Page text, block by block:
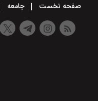
صفحه نخست جامعه